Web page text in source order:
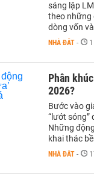
sáng lập
theo những
dòng vốn
NHÀ ĐẤT -
Phân
2026?
Bước vào
“lướt sóng”
Những
khai thác
NHÀ ĐẤT -